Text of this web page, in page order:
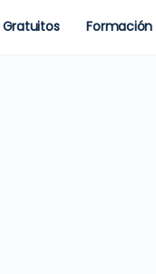
Formación